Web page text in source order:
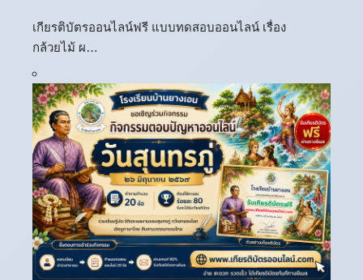
เกียรติบัตรออนไลน์ฟรี แบบทดสอบออนไลน์ เรื่อง
กล้วยไม้ ผ…